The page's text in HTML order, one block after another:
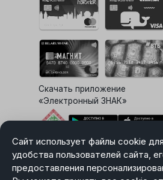
Сайт использует файлы cookie
удобства пользователей сайта,
предоставления
Скачать приложение
«Электронный ЗНАК»
Выбор настроек